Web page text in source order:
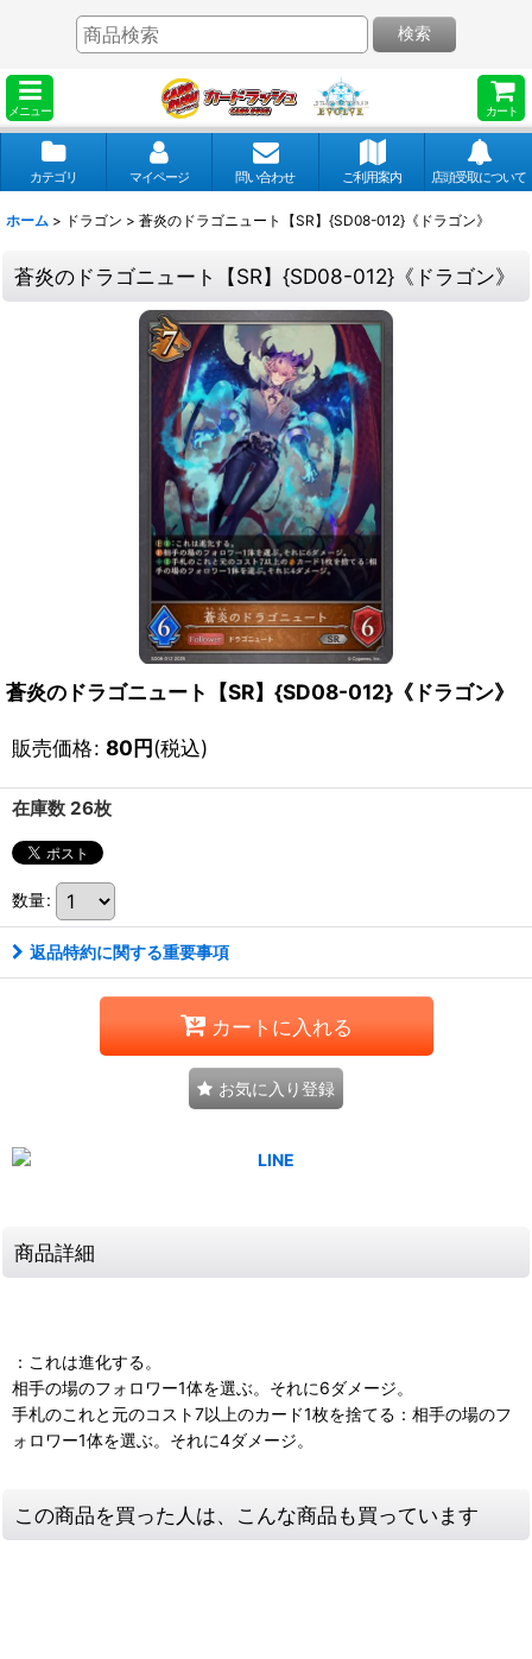
メニュー カート
検索
カテゴリ マイページ 問い合わせ ご利用案内 店頭受取について
ホーム > ドラゴン > 蒼炎のドラゴニュート【SR】{SD08-012}《ドラゴン》
蒼炎のドラゴニュート【SR】{SD08-012}《ドラゴン》
蒼炎のドラゴニュート【SR】{SD08-012}《ドラゴン》
販売価格: 80円(税込)
在庫数 26枚
数量:
返品特約に関する重要事項
カートに入れる
お気に入り登録
商品詳細
：これは進化する。
相手の場のフォロワー1体を選ぶ。それに6ダメージ。
手札のこれと元のコスト7以上のカード1枚を捨てる：相手の場のフ
ォロワー1体を選ぶ。それに4ダメージ。
この商品を買った人は、こんな商品も買っています